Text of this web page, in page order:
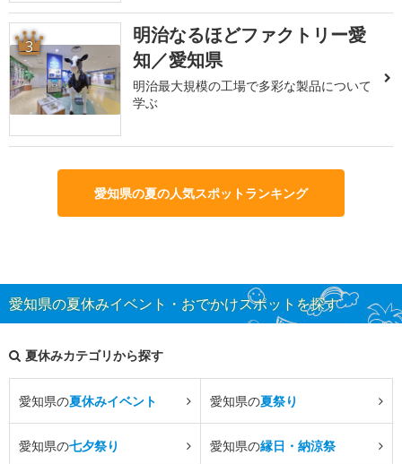
3
明治なるほどファクトリー愛
知／愛知県
明治最大規模の工場で多彩な製品について
学ぶ
愛知県の夏の人気スポットランキング
愛知県の夏休みイベント・おでかけスポットを探す
夏休みカテゴリから探す
愛知県の夏休みイベント 愛知県の夏祭り
愛知県の七夕祭り 愛知県の縁日・納涼祭